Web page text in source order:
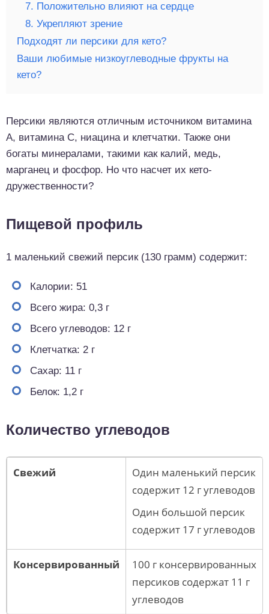
7. Положительно влияют на сердце
8. Укрепляют зрение
Подходят ли персики для кето?
Ваши любимые низкоуглеводные фрукты на
кето?
Персики являются отличным источником витамина
А, витамина С, ниацина и клетчатки. Также они
богаты минералами, такими как калий, медь,
марганец и фосфор. Но что насчет их кето-
дружественности?
Пищевой профиль
1 маленький свежий персик (130 грамм) содержит:
Калории: 51
Всего жира: 0,3 г
Всего углеводов: 12 г
Клетчатка: 2 г
Сахар: 11 г
Белок: 1,2 г
Количество углеводов
Свежий
Один маленький персик
содержит 12 г углеводов
Один большой персик
содержит 17 г углеводов
Консервированный
100 г консервированных
персиков содержат 11 г
углеводов